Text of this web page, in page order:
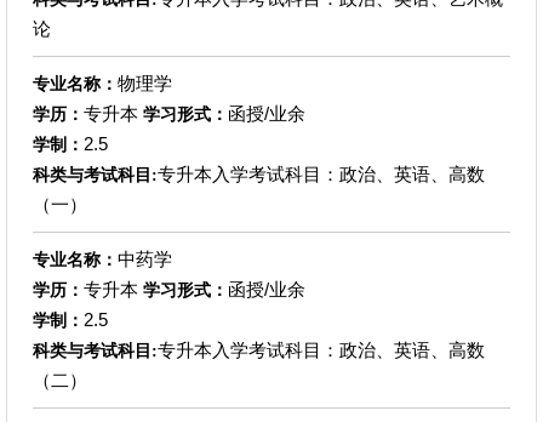
论
专业名称： 物理学
学历： 专升本 学习形式： 函授/业余
学制： 2.5
科类与考试科目:专升本入学考试科目：政治、英语、高数
（一）
专业名称： 中药学
学历： 专升本 学习形式： 函授/业余
学制： 2.5
科类与考试科目:专升本入学考试科目：政治、英语、高数
（二）